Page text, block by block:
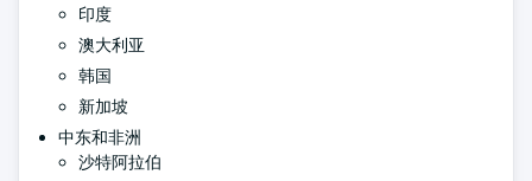
印度
澳大利亚
韩国
新加坡
中东和非洲
沙特阿拉伯